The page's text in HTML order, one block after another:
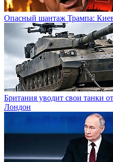
Опасный шантаж Трампа:
Британия уводит свои танки
Лондон